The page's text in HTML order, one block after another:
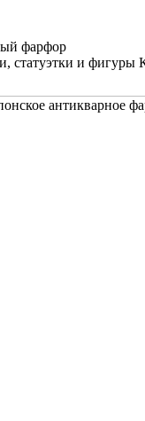
фарфор
статуэтки и фигуры